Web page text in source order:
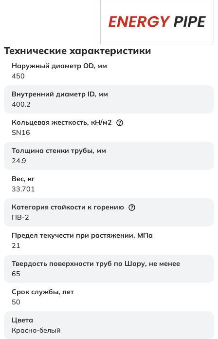
Технические характеристики
Наружный диаметр OD, мм
450
Внутренний диаметр ID, мм
400.2
Кольцевая жесткость, кН/м2
SN16
Толщина стенки трубы, мм
24.9
Вес, кг
33.701
Категория стойкости к горению
ПВ-2
Предел текучести при растяжении, МПа
21
Твердость поверхности труб по Шору, не менее
65
Срок службы, лет
50
Цвета
Красно-белый